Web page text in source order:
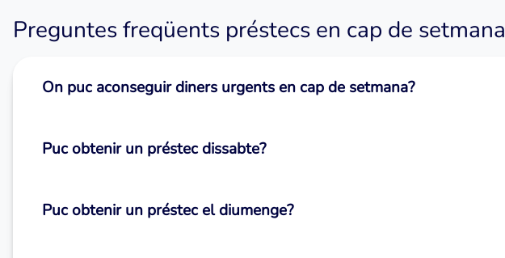
Preguntes freqüents préstecs en cap de setmana
On puc aconseguir diners urgents en cap de setmana?
Puc obtenir un préstec dissabte?
Puc obtenir un préstec el diumenge?